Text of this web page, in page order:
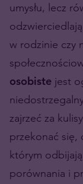
umysłu, lecz
w rodzinie czy
osobiste jest
zajrzeć za
przekonać się,
którym
porównania i